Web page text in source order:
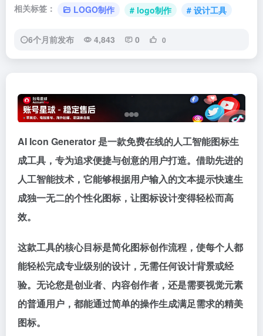
相关标签： LOGO制作 # logo制作 # 设计工具
6个月前发布 4,843 0 0
AI Icon Generator 是一款免费在线的人工智能图标生
成工具，专为追求便捷与创意的用户打造。借助先进的
人工智能技术，它能够根据用户输入的文本提示快速生
成独一无二的个性化图标，让图标设计变得轻松而高
效。
这款工具的核心目标是简化图标创作流程，使每个人都
能轻松完成专业级别的设计，无需任何设计背景或经
验。无论您是创业者、内容创作者，还是需要视觉元素
的普通用户，都能通过简单的操作生成满足需求的精美
图标。